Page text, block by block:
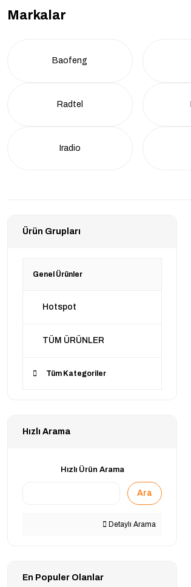
Markalar
Baofeng
Radtel
Iradio
Ürün Grupları
Genel Ürünler
Hotspot
TÜM ÜRÜNLER
Tüm Kategoriler
Hızlı Arama
Hızlı Ürün Arama
Ara
Detaylı Arama
En Populer Olanlar